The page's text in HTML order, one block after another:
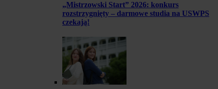
„Mistrzowski Start” 2026: konkurs
rozstrzygnięty – darmowe studia na USWPS
czekają!